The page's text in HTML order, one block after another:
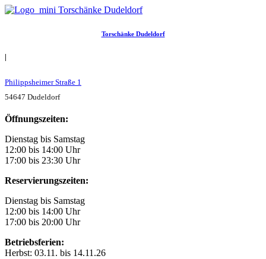
Torschänke Dudeldorf
|
Philippsheimer Straße 1
54647 Dudeldorf
Öffnungszeiten:
Dienstag bis Samstag
12:00 bis 14:00 Uhr
17:00 bis 23:30 Uhr
Reservierungszeiten:
Dienstag bis Samstag
12:00 bis 14:00 Uhr
17:00 bis 20:00 Uhr
Betriebsferien:
Herbst: 03.11. bis 14.11.26